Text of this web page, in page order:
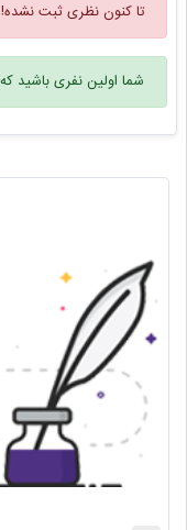
تا کنون نظری ثبت نشده!
شما اولین نفری باشید